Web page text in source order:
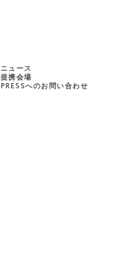
ニュース
提携会場
PRESSへのお問い合わせ